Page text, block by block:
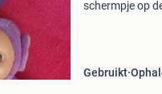
schermpje op
Gebruikt